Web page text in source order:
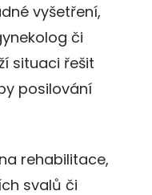
vyšetření,
či
situaci řešit
posilování
rehabilitace,
svalů či